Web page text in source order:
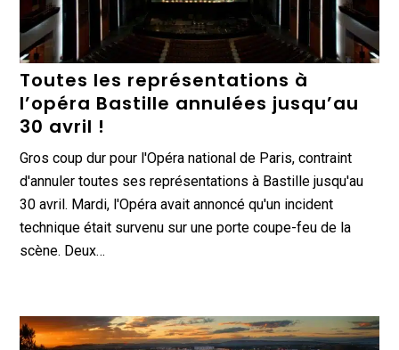
Toutes les représentations à
l’opéra Bastille annulées jusqu’au
30 avril !
Gros coup dur pour l'Opéra national de Paris, contraint
d'annuler toutes ses représentations à Bastille jusqu'au
30 avril. Mardi, l'Opéra avait annoncé qu'un incident
technique était survenu sur une porte coupe-feu de la
scène. Deux…